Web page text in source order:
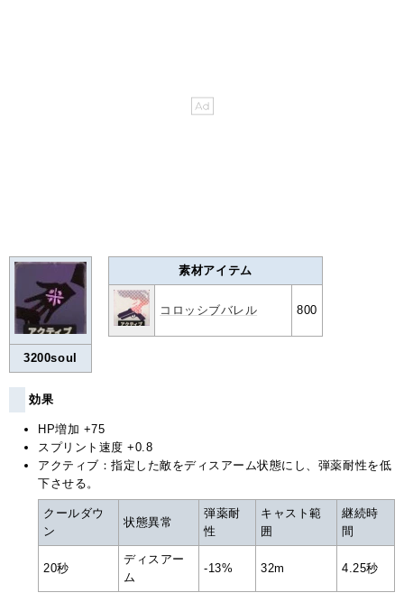
3200soul
素材アイテム
コロッシブバレル 800
効果
HP増加 +75
スプリント速度 +0.8
アクティブ：指定した敵をディスアーム状態にし、弾薬耐性を低
下させる。
クールダウ
ン
状態異常
弾薬耐
性
キャスト範
囲
継続時
間
20秒
ディスアー
ム
-13% 32m 4.25秒